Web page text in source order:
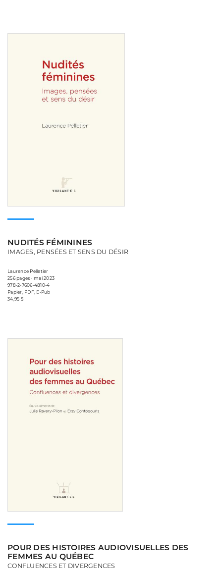
NUDITÉS FÉMININES
IMAGES, PENSÉES ET SENS DU DÉSIR
Laurence Pelletier
256 pages • mai 2023
978-2-7606-4810-4
Papier, PDF, E-Pub
34,95 $
POUR DES HISTOIRES AUDIOVISUELLES DES
FEMMES AU QUÉBEC
CONFLUENCES ET DIVERGENCES